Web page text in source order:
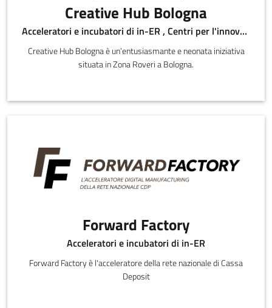
Creative Hub Bologna
Acceleratori e incubatori di in-ER , Centri per l'innovazione
Creative Hub Bologna è un’entusiasmante e neonata iniziativa
situata in Zona Roveri a Bologna.
Forward Factory
Acceleratori e incubatori di in-ER
Forward Factory è l'acceleratore della rete nazionale di Cassa
Deposit